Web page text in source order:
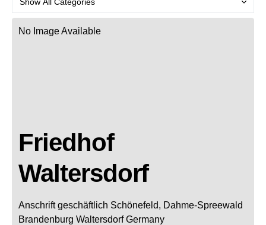
No Image Available
Friedhof
Waltersdorf
Anschrift geschäftlich Schönefeld, Dahme-Spreewald
Brandenburg Waltersdorf Germany